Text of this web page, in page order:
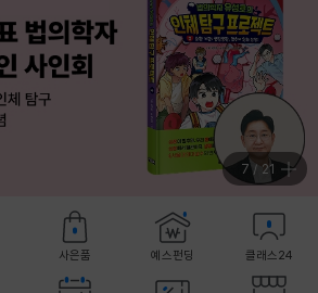
8/ 21
사은품 예스펀딩 클래스24